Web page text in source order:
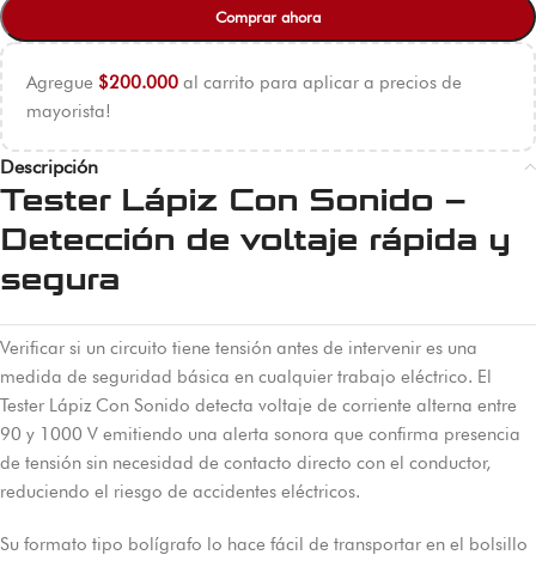
Comprar ahora
Agregue $200.000 al carrito para aplicar a precios de
mayorista!
Descripción
Tester Lápiz Con Sonido –
Detección de voltaje rápida y
segura
Verificar si un circuito tiene tensión antes de intervenir es una
medida de seguridad básica en cualquier trabajo eléctrico. El
Tester Lápiz Con Sonido detecta voltaje de corriente alterna entre
90 y 1000 V emitiendo una alerta sonora que confirma presencia
de tensión sin necesidad de contacto directo con el conductor,
reduciendo el riesgo de accidentes eléctricos.
Su formato tipo bolígrafo lo hace fácil de transportar en el bolsillo